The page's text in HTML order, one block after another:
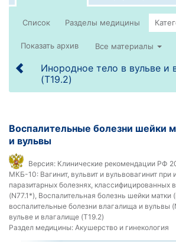
Список
Все материалы
Инородное тело в вульве и
(T19.2)
Воспалительные болезни шейки
и вульвы
Версия: Клинические рекомендации РФ
МКБ-10: Вагинит, вульвит и вульвовагинит
паразитарных болезнях, классифицированных
(N77.1*), Воспалительная болезнь шейки матки
воспалительные болезни влагалища и вульвы
вульве и влагалище (T19.2)
Раздел медицины: Акушерство и гинекология